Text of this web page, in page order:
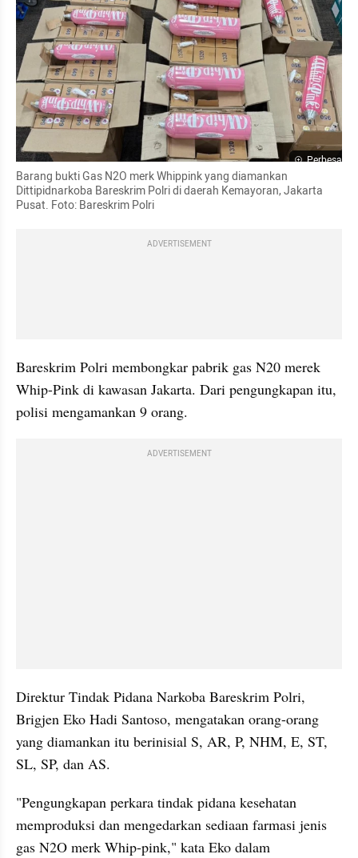
Perbesar
Barang bukti Gas N2O merk Whippink yang diamankan
Dittipidnarkoba Bareskrim Polri di daerah Kemayoran, Jakarta
Pusat. Foto: Bareskrim Polri
ADVERTISEMENT
Bareskrim Polri membongkar pabrik gas N20 merek
Whip-Pink di kawasan Jakarta. Dari pengungkapan itu,
polisi mengamankan 9 orang.
ADVERTISEMENT
Direktur Tindak Pidana Narkoba Bareskrim Polri,
Brigjen Eko Hadi Santoso, mengatakan orang-orang
yang diamankan itu berinisial S, AR, P, NHM, E, ST,
SL, SP, dan AS.
"Pengungkapan perkara tindak pidana kesehatan
memproduksi dan mengedarkan sediaan farmasi jenis
gas N2O merk Whip-pink," kata Eko dalam